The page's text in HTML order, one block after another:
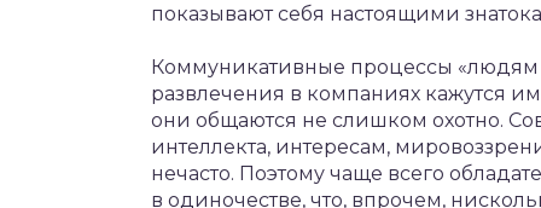
показывают себя настоящими
Коммуникативные процессы «людям
развлечения в компаниях кажутся
они общаются не слишком охотно.
интеллекта, интересам,
нечасто. Поэтому чаще всего
в одиночестве, что, впрочем,